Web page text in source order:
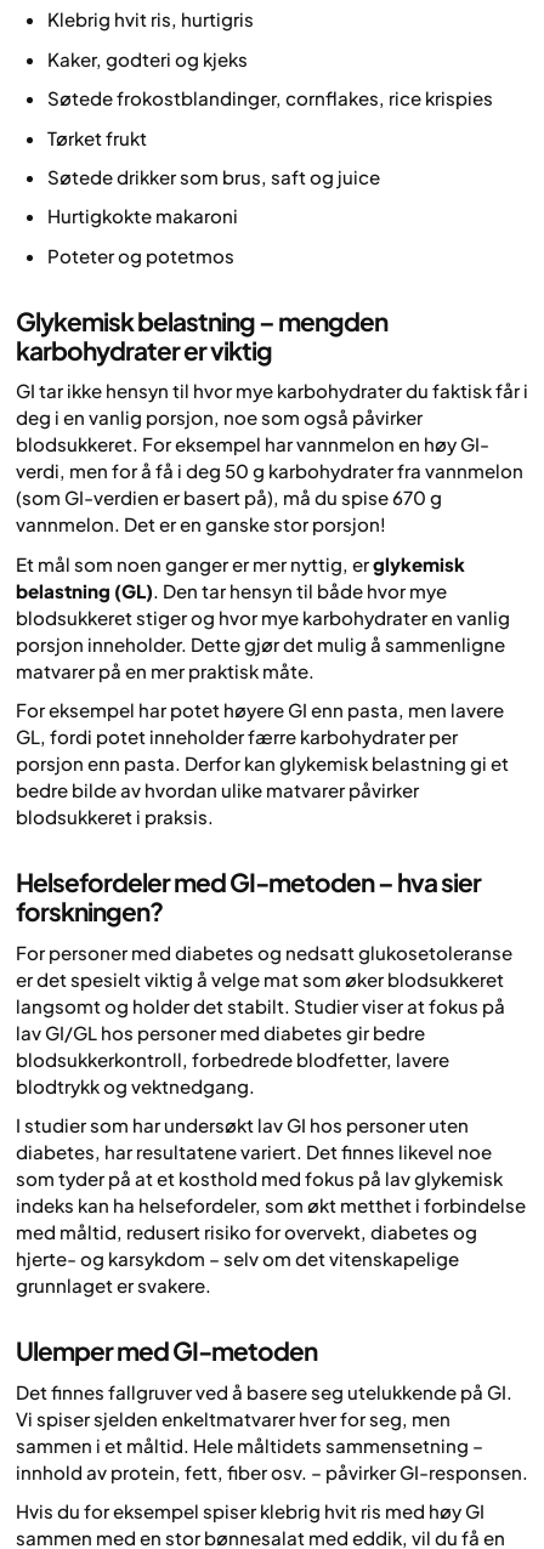
Klebrig hvit ris, hurtigris
Kaker, godteri og kjeks
Søtede frokostblandinger, cornflakes, rice krispies
Tørket frukt
Søtede drikker som brus, saft og juice
Hurtigkokte makaroni
Poteter og potetmos
Glykemisk belastning – mengden
karbohydrater er viktig
GI tar ikke hensyn til hvor mye karbohydrater du faktisk får i
deg i en vanlig porsjon, noe som også påvirker
blodsukkeret. For eksempel har vannmelon en høy GI-
verdi, men for å få i deg 50 g karbohydrater fra vannmelon
(som GI-verdien er basert på), må du spise 670 g
vannmelon. Det er en ganske stor porsjon!
Et mål som noen ganger er mer nyttig, erglykemisk
belastning (GL) . Den tar hensyn til både hvor mye
blodsukkeret stiger og hvor mye karbohydrater en vanlig
porsjon inneholder. Dette gjør det mulig å sammenligne
matvarer på en mer praktisk måte.
For eksempel har potet høyere GI enn pasta, men lavere
GL, fordi potet inneholder færre karbohydrater per
porsjon enn pasta. Derfor kan glykemisk belastning gi et
bedre bilde av hvordan ulike matvarer påvirker
blodsukkeret i praksis.
Helsefordeler med GI-metoden – hva sier
forskningen?
For personer med diabetes og nedsatt glukosetoleranse
er det spesielt viktig å velge mat som øker blodsukkeret
langsomt og holder det stabilt. Studier viser at fokus på
lav GI/GL hos personer med diabetes gir bedre
blodsukkerkontroll, forbedrede blodfetter, lavere
blodtrykk og vektnedgang.
I studier som har undersøkt lav GI hos personer uten
diabetes, har resultatene variert. Det finnes likevel noe
som tyder på at et kosthold med fokus på lav glykemisk
indeks kan ha helsefordeler, som økt metthet i forbindelse
med måltid, redusert risiko for overvekt, diabetes og
hjerte- og karsykdom – selv om det vitenskapelige
grunnlaget er svakere.
Ulemper med GI-metoden
Det finnes fallgruver ved å basere seg utelukkende på GI.
Vi spiser sjelden enkeltmatvarer hver for seg, men
sammen i et måltid. Hele måltidets sammensetning –
innhold av protein, fett, fiber osv. – påvirker GI-responsen.
Hvis du for eksempel spiser klebrig hvit ris med høy GI
sammen med en stor bønnesalat med eddik, vil du få en